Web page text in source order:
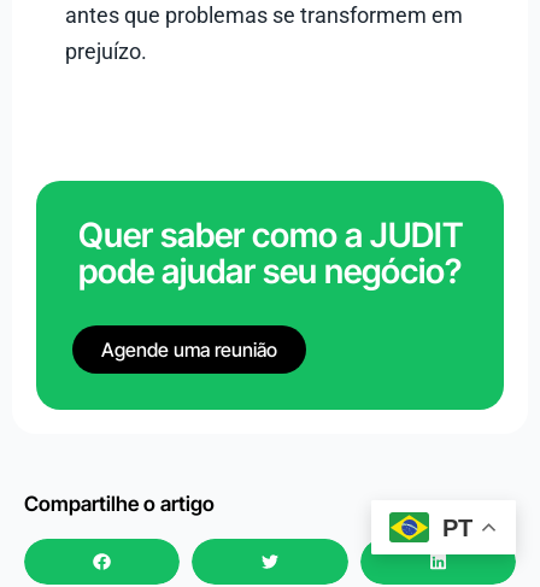
antes que problemas se transformem em
prejuízo.
Quer saber como a JUDIT
pode ajudar seu negócio?
Agende uma reunião
Compartilhe o artigo
PT